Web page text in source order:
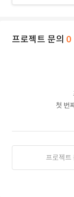
프로젝트 문의 0
첫 번
프로젝트